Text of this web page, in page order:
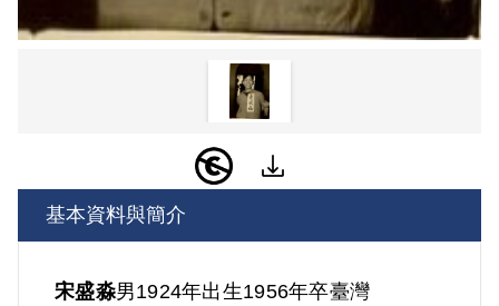
基本資料與簡介
宋盛淼男1924年出生1956年卒臺灣